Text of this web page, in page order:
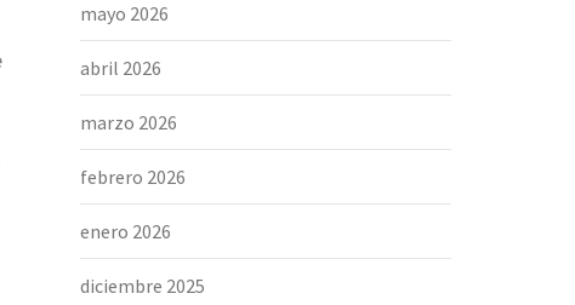
mayo 2026
abril 2026
marzo 2026
febrero 2026
enero 2026
diciembre 2025